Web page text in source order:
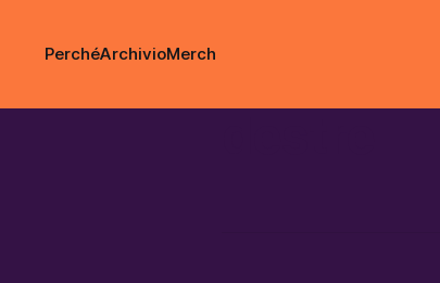
PerchéArchivioMerch